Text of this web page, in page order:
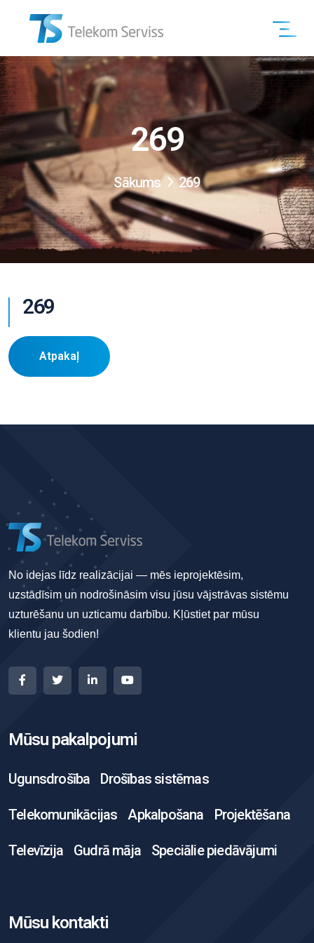
269
Sākums 269
269
Atpakaļ
No idejas līdz realizācijai — mēs ieprojektēsim,
uzstādīsim un nodrošināsim visu jūsu vājstrāvas sistēmu
uzturēšanu un uzticamu darbību. Kļūstiet par mūsu
klientu jau šodien!
Mūsu pakalpojumi
Ugunsdrošība Drošības sistēmas
Telekomunikācijas Apkalpošana Projektēšana
Televīzija Gudrā māja Speciālie piedāvājumi
Mūsu kontakti